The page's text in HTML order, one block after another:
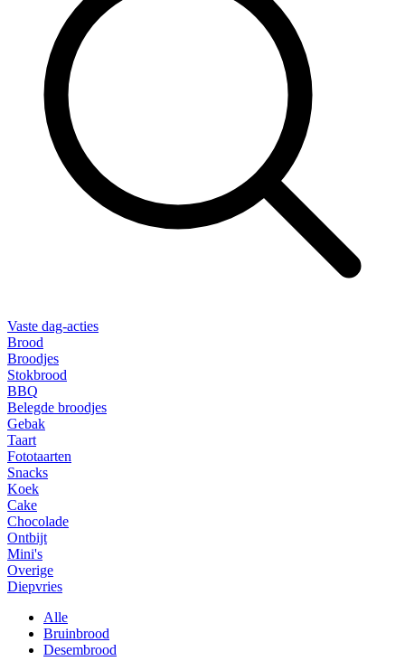
Vaste dag-acties
Brood
Broodjes
Stokbrood
BBQ
Belegde broodjes
Gebak
Taart
Fototaarten
Snacks
Koek
Cake
Chocolade
Ontbijt
Mini's
Overige
Diepvries
Alle
Bruinbrood
Desembrood